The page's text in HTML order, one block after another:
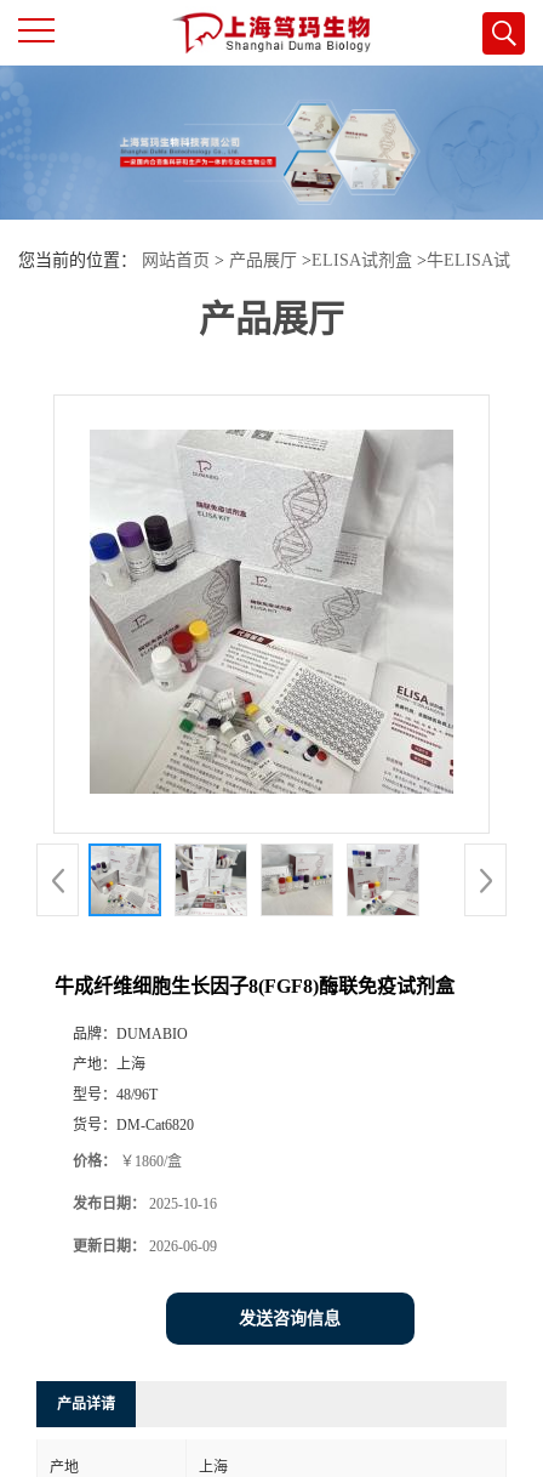
页
司
品
方
您当前的位置： 网站首页 > 产品展厅 >ELISA试剂盒 >牛ELISA试
牛成纤维细胞生长因子8(FGF8)酶联免疫试剂盒
产品展厅
牛成纤维细胞生长因子8(FGF8)酶联免疫试剂盒
品牌： DUMABIO
产地： 上海
型号： 48/96T
货号： DM-Cat6820
价格： ￥1860/盒
发布日期： 2025-10-16
更新日期： 2026-06-09
发送咨询信息
产品详请
产地 上海